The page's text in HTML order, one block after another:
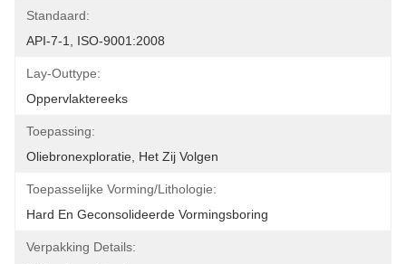
Standaard:
API-7-1, ISO-9001:2008
Lay-Outtype:
Oppervlaktereeks
Toepassing:
Oliebronexploratie, Het Zij Volgen
Toepasselijke Vorming/Lithologie:
Hard En Geconsolideerde Vormingsboring
Verpakking Details: